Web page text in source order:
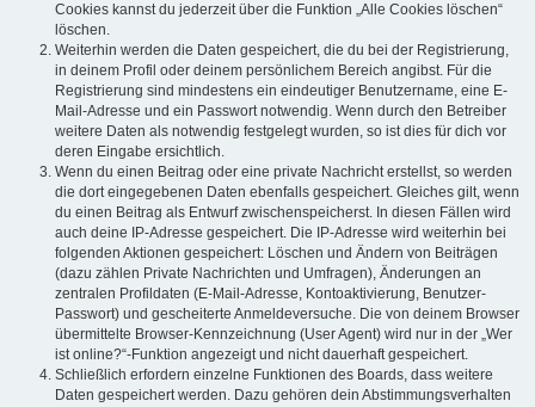
Cookies kannst du jederzeit über die Funktion „Alle Cookies löschen“
löschen.
Weiterhin werden die Daten gespeichert, die du bei der Registrierung,
in deinem Profil oder deinem persönlichem Bereich angibst. Für die
Registrierung sind mindestens ein eindeutiger Benutzername, eine E-
Mail-Adresse und ein Passwort notwendig. Wenn durch den Betreiber
weitere Daten als notwendig festgelegt wurden, so ist dies für dich vor
deren Eingabe ersichtlich.
Wenn du einen Beitrag oder eine private Nachricht erstellst, so werden
die dort eingegebenen Daten ebenfalls gespeichert. Gleiches gilt, wenn
du einen Beitrag als Entwurf zwischenspeicherst. In diesen Fällen wird
auch deine IP-Adresse gespeichert. Die IP-Adresse wird weiterhin bei
folgenden Aktionen gespeichert: Löschen und Ändern von Beiträgen
(dazu zählen Private Nachrichten und Umfragen), Änderungen an
zentralen Profildaten (E-Mail-Adresse, Kontoaktivierung, Benutzer-
Passwort) und gescheiterte Anmeldeversuche. Die von deinem Browser
übermittelte Browser-Kennzeichnung (User Agent) wird nur in der „Wer
ist online?“-Funktion angezeigt und nicht dauerhaft gespeichert.
Schließlich erfordern einzelne Funktionen des Boards, dass weitere
Daten gespeichert werden. Dazu gehören dein Abstimmungsverhalten